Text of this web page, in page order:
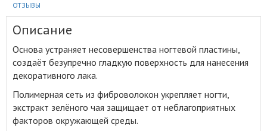
ОТЗЫВЫ
Описание
Основа устраняет несовершенства ногтевой пластины,
создаёт безупречно гладкую поверхность для нанесения
декоративного лака.
Полимерная сеть из фиброволокон укрепляет ногти,
экстракт зелёного чая защищает от неблагоприятных
факторов окружающей среды.